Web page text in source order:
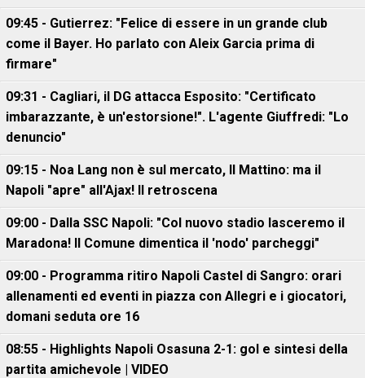
09:45 - Gutierrez: "Felice di essere in un grande club
come il Bayer. Ho parlato con Aleix Garcia prima di
firmare"
09:31 - Cagliari, il DG attacca Esposito: "Certificato
imbarazzante, è un'estorsione!". L'agente Giuffredi: "Lo
denuncio"
09:15 - Noa Lang non è sul mercato, Il Mattino: ma il
Napoli "apre" all'Ajax! Il retroscena
09:00 - Dalla SSC Napoli: "Col nuovo stadio lasceremo il
Maradona! Il Comune dimentica il 'nodo' parcheggi"
09:00 - Programma ritiro Napoli Castel di Sangro: orari
allenamenti ed eventi in piazza con Allegri e i giocatori,
domani seduta ore 16
08:55 - Highlights Napoli Osasuna 2-1: gol e sintesi della
partita amichevole | VIDEO